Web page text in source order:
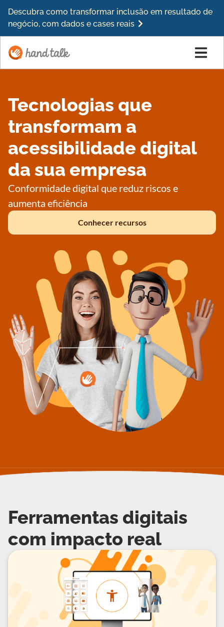
Descubra como transformar inclusão em resultado de
negócio, com dados e cases reais
Tecnologias que
transformam a
acessibilidade digital
da sua empresa
Conformidade digital que reduz riscos e
aumenta eficiência
Conhecer recursos
Ferramentas digitais
com impacto real